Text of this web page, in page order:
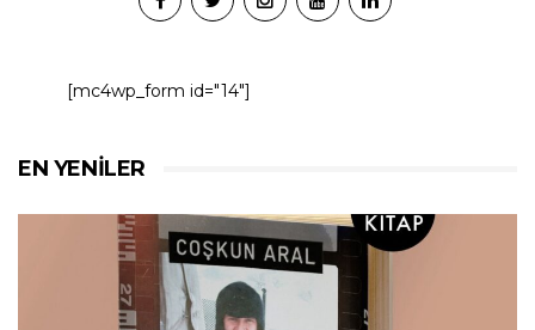
[mc4wp_form id="14"]
EN YENILER